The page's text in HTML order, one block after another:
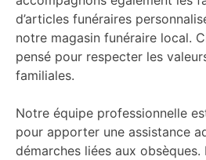
d’articles funéraires
notre magasin funéraire local.
pensé pour respecter les
familiales.
Notre équipe professionnelle
pour apporter une assistance
démarches liées aux